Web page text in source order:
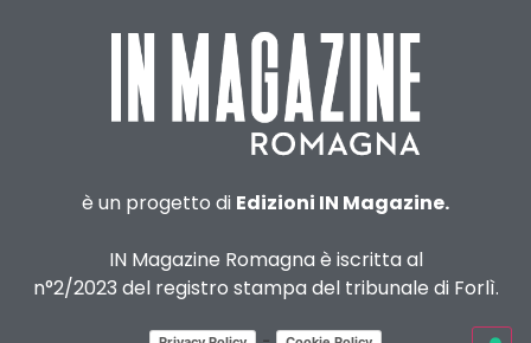
è un progetto di Edizioni IN Magazine.
IN Magazine Romagna è iscritta al
n°2/2023 del registro stampa del tribunale di Forlì.